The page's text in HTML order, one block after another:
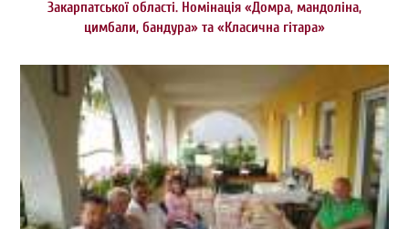
Закарпатської області. Номінація «Домра, мандоліна,
цимбали, бандура» та «Класична гітара»